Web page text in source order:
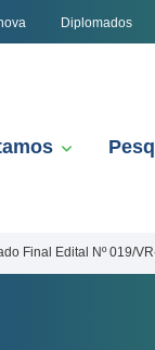
Diplomados
Final Edital Nº 019/